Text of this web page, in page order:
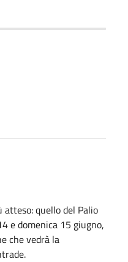
quello del Palio
e domenica 15 giugno,
che vedrà la